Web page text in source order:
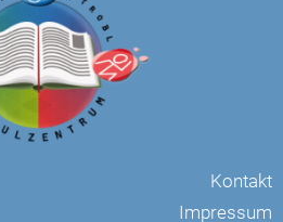
Kontakt
Impressum